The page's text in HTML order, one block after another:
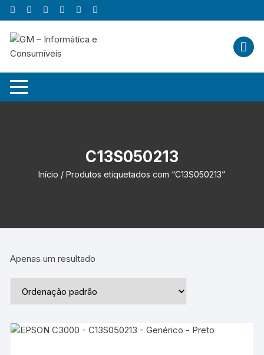
Skip
to
content
C13S050213
Início / Produtos etiquetados com “C13S050213”
Apenas um resultado